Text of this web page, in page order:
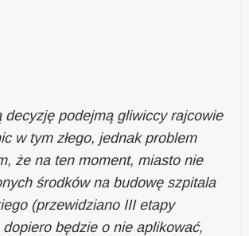
decyzję podejmą gliwiccy rajcowie
w tym złego, jednak problem
że na ten moment, miasto nie
środków na budowę szpitala
(przewidziano III etapy
będzie o nie aplikować,